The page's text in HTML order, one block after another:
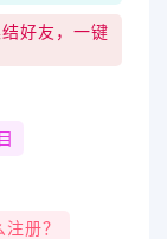
好友，一键
册？